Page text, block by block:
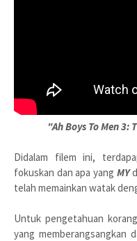
"Ah Boys To Men 3:
Didalam filem ini,
fokuskan dan apa yang MY
telah memainkan watak
Untuk pengetahuan
yang memberangsangkan